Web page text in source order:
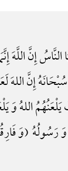
النَّاسُ إِنَّ اللَّهَ
إِنَّ اللهَ
اللهُ وَ
رَسُولُهُ (وَ